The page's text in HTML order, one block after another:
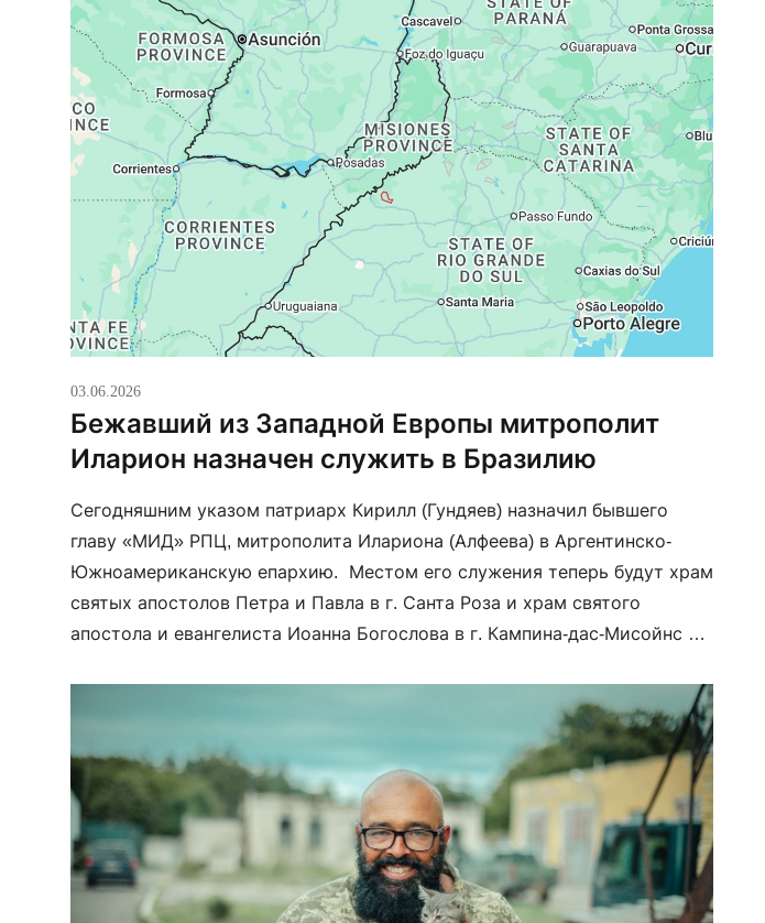
03.06.2026
Бежавший из Западной Европы митрополит
Иларион назначен служить в Бразилию
Сегодняшним указом патриарх Кирилл (Гундяев) назначил бывшего
главу «МИД» РПЦ, митрополита Илариона (Алфеева) в Аргентинско-
Южноамериканскую епархию. Местом его служения теперь будут храм
святых апостолов Петра и Павла в г. Санта Роза и храм святого
апостола и евангелиста Иоанна Богослова в г. Кампина-дас-Мисойнс —